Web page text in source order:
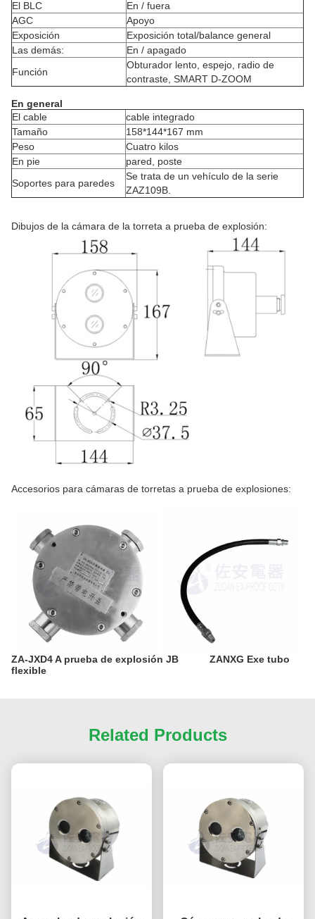
El BLC
En / fuera
AGC
Apoyo
Exposición
Exposición total/balance general
Las demás:
En / apagado
Función
Obturador lento, espejo, radio de
contraste, SMART D-ZOOM
En general
El cable
cable integrado
Tamaño
158*144*167 mm
Peso
Cuatro kilos
En pie
pared, poste
Soportes para paredes
Se trata de un vehículo de la serie
ZAZ109B.
Dibujos de la cámara de la torreta a prueba de explosión:
Accesorios para cámaras de torretas a prueba de explosiones:
ZA-JXD4 A prueba de explosión JB
ZANXG Exe tubo
flexible
Related Products